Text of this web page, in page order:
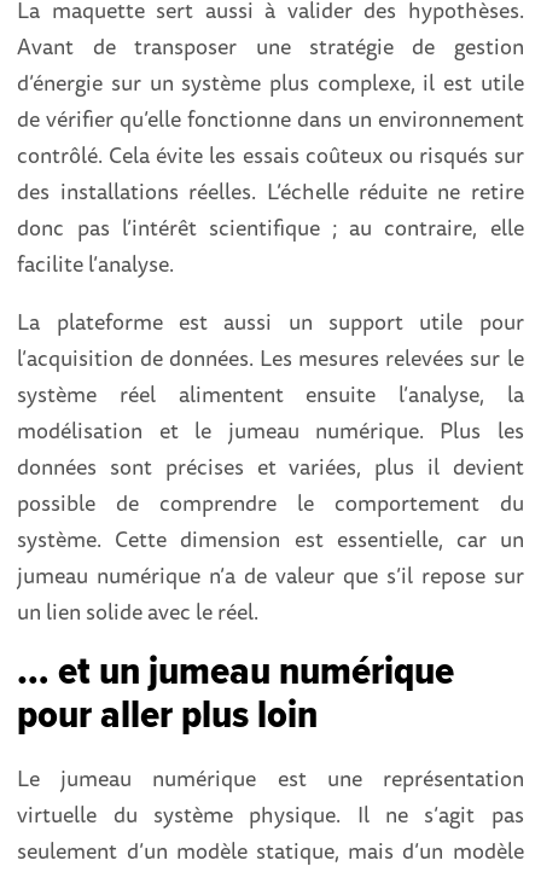
La maquette sert aussi à valider des hypothèses.
Avant de transposer une stratégie de gestion
d’énergie sur un système plus complexe, il est utile
de vérifier qu’elle fonctionne dans un environnement
contrôlé. Cela évite les essais coûteux ou risqués sur
des installations réelles. L’échelle réduite ne retire
donc pas l’intérêt scientifique ; au contraire, elle
facilite l’analyse.
La plateforme est aussi un support utile pour
l’acquisition de données. Les mesures relevées sur le
système réel alimentent ensuite l’analyse, la
modélisation et le jumeau numérique. Plus les
données sont précises et variées, plus il devient
possible de comprendre le comportement du
système. Cette dimension est essentielle, car un
jumeau numérique n’a de valeur que s’il repose sur
un lien solide avec le réel.
… et un jumeau numérique
pour aller plus loin
Le jumeau numérique est une représentation
virtuelle du système physique. Il ne s’agit pas
seulement d’un modèle statique, mais d’un modèle